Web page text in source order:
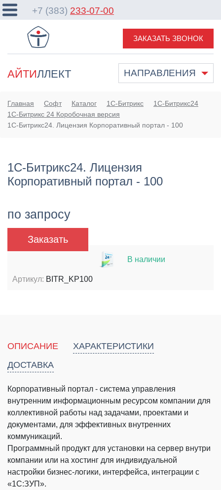
НАПРАВЛЕНИЯ
АЙТИЛЛЕКТ
+7 (383) 233-07-00
ЗАКАЗАТЬ ЗВОНОК
Главная Софт Каталог 1С-Битрикс
1С-Битрикс24
1С-Битрикс 24 Коробочная версия
1С-Битрикс24. Лицензия Корпоративный портал - 100
1С-Битрикс24. Лицензия
Корпоративный портал - 100
по запросу
Заказать
В наличии
Артикул: BITR_KP100
ОПИСАНИЕ
ХАРАКТЕРИСТИКИ
ДОСТАВКА
Корпоративный портал - система управления
внутренним информационным ресурсом компании для
коллективной работы над задачами, проектами и
документами, для эффективных внутренних
коммуникаций.
Программный продукт для установки на сервер внутри
компании или на хостинг для индивидуальной
настройки бизнес-логики, интерфейса, интеграции с
«1С:ЗУП».